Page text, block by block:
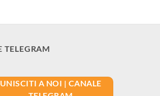
TELEGRAM
UNISCITI A NOI | CANALE